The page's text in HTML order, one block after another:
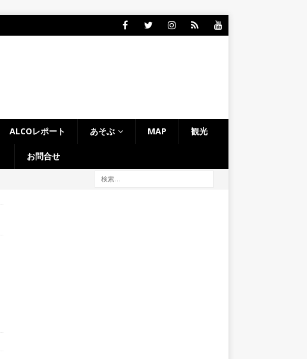
ALCOレポート あそぶ MAP 観光
お問合せ